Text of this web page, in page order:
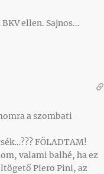
ellen. Sajnos…
a szombati
FÖLADTAM!
valami balhé, ha ez
Piero Pini, az